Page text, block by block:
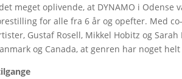
meget oplivende, at DYNAMO i
for alle fra 6 år og opefter. Med
Gustaf Rosell, Mikkel Hobitz og
og Canada, at genren har noget